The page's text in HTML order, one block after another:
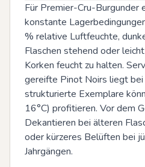
Für Premier-Cru-Burgunder
konstante
% relative Luftfeuchte,
Flaschen stehend oder
Korken feucht zu halten.
gereifte Pinot Noirs liegt bei
strukturierte Exemplare
16°C) profitieren. Vor dem
Dekantieren bei älteren
oder kürzeres Belüften bei
Jahrgängen.